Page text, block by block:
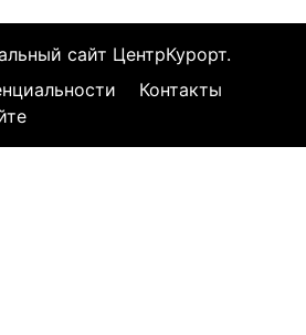
сайт ЦентрКурорт.
Контакты